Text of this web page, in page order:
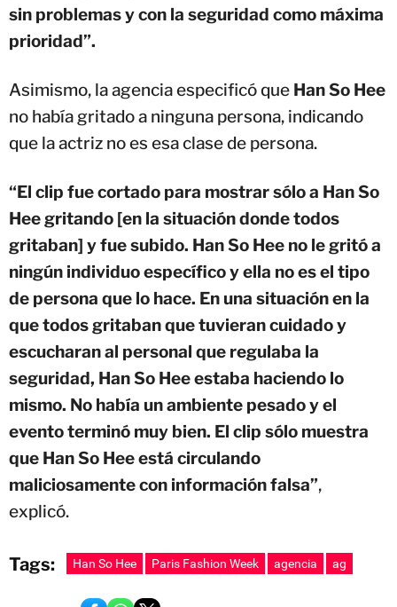
sin problemas y con la seguridad como máxima
prioridad”.
Asimismo, la agencia especificó que Han So Hee
no había gritado a ninguna persona, indicando
que la actriz no es esa clase de persona.
“El clip fue cortado para mostrar sólo a Han So
Hee gritando [en la situación donde todos
gritaban] y fue subido. Han So Hee no le gritó a
ningún individuo específico y ella no es el tipo
de persona que lo hace. En una situación en la
que todos gritaban que tuvieran cuidado y
escucharan al personal que regulaba la
seguridad, Han So Hee estaba haciendo lo
mismo. No había un ambiente pesado y el
evento terminó muy bien. El clip sólo muestra
que Han So Hee está circulando
maliciosamente con información falsa”,
explicó.
Tags: Han So Hee Paris Fashion Week agencia ag